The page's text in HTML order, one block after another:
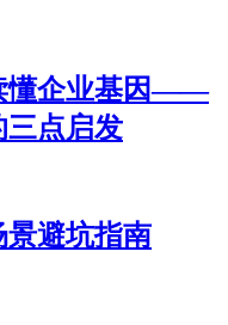
懂企业基因——
三点启发
避坑指南